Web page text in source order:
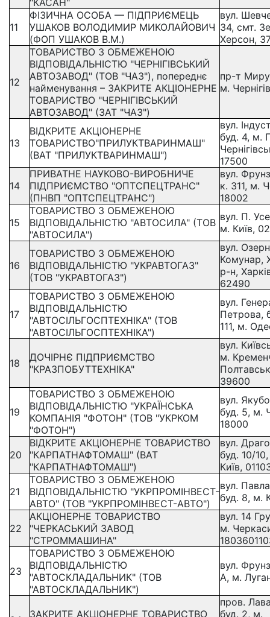
"КАСАН"
11
ФІЗИЧНА ОСОБА — ПІДПРИЄМЕЦЬ
УШАКОВ ВОЛОДИМИР МИКОЛАЙОВИЧ
(ФОП УШАКОВ В.М.)
вул.
34, смт.
Херсон,
12
ТОВАРИСТВО З ОБМЕЖЕНОЮ
ВІДПОВІДАЛЬНІСТЮ "ЧЕРНІГІВСЬКИЙ
АВТОЗАВОД" (ТОВ "ЧАЗ"), попереднє
найменування – ЗАКРИТЕ АКЦІОНЕРНЕ
ТОВАРИСТВО "ЧЕРНІГІВСЬКИЙ
АВТОЗАВОД" (ЗАТ "ЧАЗ")
пр-т
м.
13
ВІДКРИТЕ АКЦІОНЕРНЕ
ТОВАРИСТВО"ПРИЛУКТВАРИНМАШ"
(ВАТ "ПРИЛУКТВАРИНМАШ")
вул.
буд. 4, м.
17500
14
ПРИВАТНЕ НАУКОВО-ВИРОБНИЧЕ
ПІДПРИЄМСТВО "ОПТСПЕЦТРАНС"
(ПНВП "ОПТСПЕЦТРАНС")
вул.
к. 311, м.
18002
15
ТОВАРИСТВО З ОБМЕЖЕНОЮ
ВІДПОВІДАЛЬНІСТЮ "АВТОСИЛА" (ТОВ
"АВТОСИЛА")
вул. П.
м. Київ,
16
ТОВАРИСТВО З ОБМЕЖЕНОЮ
ВІДПОВІДАЛЬНІСТЮ "УКРАВТОГАЗ"
(ТОВ "УКРАВТОГАЗ")
вул.
Комунар,
р-н,
62490
17
ТОВАРИСТВО З ОБМЕЖЕНОЮ
ВІДПОВІДАЛЬНІСТЮ
"АВТОСІЛЬГОСПТЕХНІКА" (ТОВ
"АВТОСІЛЬГОСПТЕХНІКА")
вул.
Петрова,
111, м.
18
ДОЧІРНЄ ПІДПРИЄМСТВО
"КРАЗПОБУТТЕХНІКА"
вул.
м.
39600
19
ТОВАРИСТВО З ОБМЕЖЕНОЮ
ВІДПОВІДАЛЬНІСТЮ "УКРАЇНСЬКА
КОМПАНІЯ "ФОТОН" (ТОВ "УКРКОМ
"ФОТОН")
вул.
буд. 5, м.
18000
20
ВІДКРИТЕ АКЦІОНЕРНЕ ТОВАРИСТВО
"КАРПАТНАФТОМАШ" (ВАТ
"КАРПАТНАФТОМАШ")
вул.
буд. 10/
Київ,
21
ТОВАРИСТВО З ОБМЕЖЕНОЮ
ВІДПОВІДАЛЬНІСТЮ "УКРПРОМІНВЕСТ-
АВТО" (ТОВ "УКРПРОМІНВЕСТ-АВТО")
вул.
буд. 8, м.
22
АКЦІОНЕРНЕ ТОВАРИСТВО
"ЧЕРКАСЬКИЙ ЗАВОД
"СТРОММАШИНА"
вул. 14
м.
23
ТОВАРИСТВО З ОБМЕЖЕНОЮ
ВІДПОВІДАЛЬНІСТЮ
"АВТОСКЛАДАЛЬНИК" (ТОВ
"АВТОСКЛАДАЛЬНИК")
вул.
А, м.
ЗАКРИТЕ АКЦІОНЕРНЕ ТОВАРИСТВО
пров.
буд. 2, м.